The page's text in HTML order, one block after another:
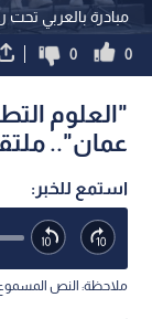
مبادرة بالعربي تحت
0
0
"العلوم
عمان"..
استمع للخبر:
ملاحظة: النص المسموع